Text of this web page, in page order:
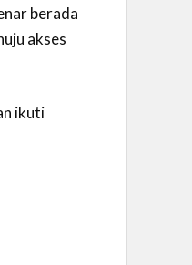
berada
akses
ikuti